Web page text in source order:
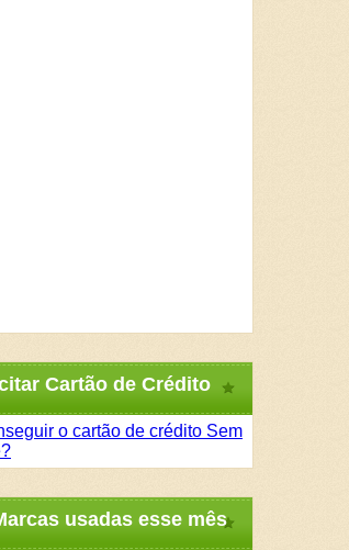
Cartão de Crédito
o cartão de crédito Sem
usadas esse mês